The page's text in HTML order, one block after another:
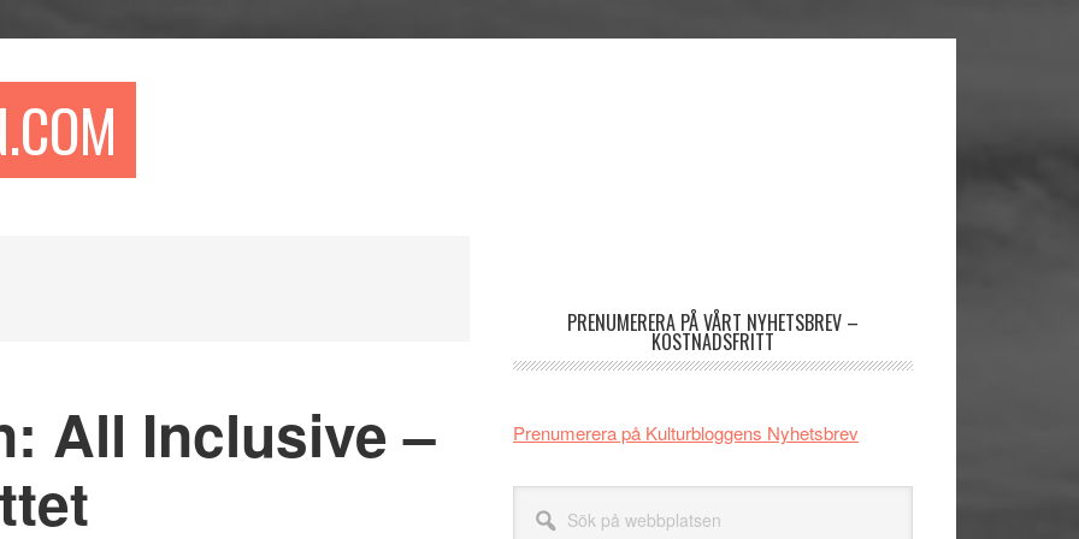
All Inclusive –
PRENUMERERA PÅ VÅRT NYHETSBREV –
KOSTNADSFRITT
Prenumerera på Kulturbloggens Nyhetsbrev